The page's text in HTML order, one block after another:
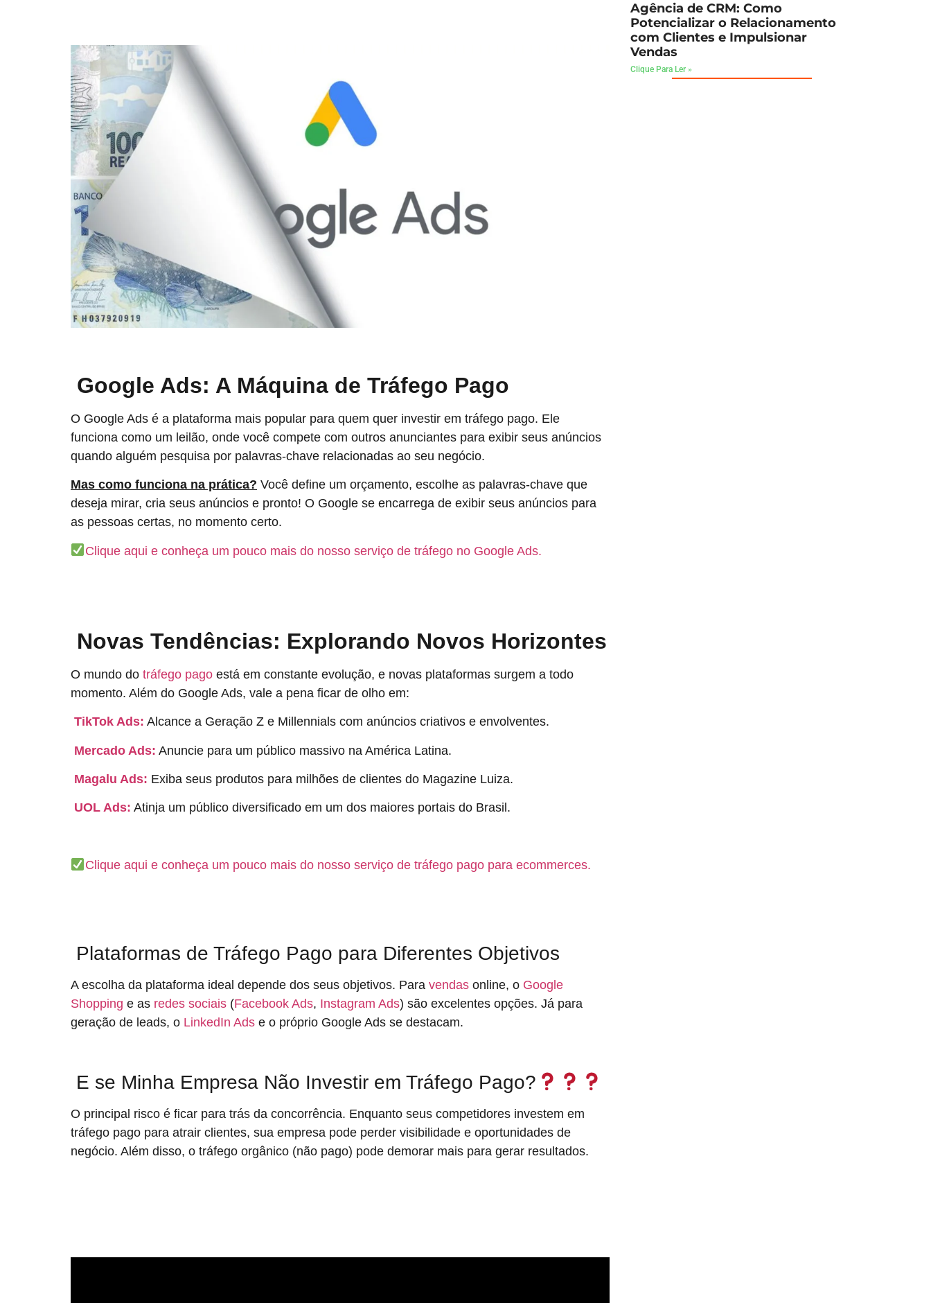
Google Ads: A Máquina de Tráfego Pago
O Google Ads é a plataforma mais popular para quem quer investir em tráfego pago. Ele
funciona como um leilão, onde você compete com outros anunciantes para exibir seus anúncios
quando alguém pesquisa por palavras-chave relacionadas ao seu negócio.
Mas como funciona na prática? Você define um orçamento, escolhe as palavras-chave que
deseja mirar, cria seus anúncios e pronto! O Google se encarrega de exibir seus anúncios para
as pessoas certas, no momento certo.
Clique aqui e conheça um pouco mais do nosso serviço de tráfego no Google Ads.
Novas Tendências: Explorando Novos Horizontes
O mundo do tráfego pago está em constante evolução, e novas plataformas surgem a todo
momento. Além do Google Ads, vale a pena ficar de olho em:
TikTok Ads: Alcance a Geração Z e Millennials com anúncios criativos e envolventes.
Mercado Ads: Anuncie para um público massivo na América Latina.
Magalu Ads: Exiba seus produtos para milhões de clientes do Magazine Luiza.
UOL Ads: Atinja um público diversificado em um dos maiores portais do Brasil.
Clique aqui e conheça um pouco mais do nosso serviço de tráfego pago para ecommerces.
Plataformas de Tráfego Pago para Diferentes Objetivos
A escolha da plataforma ideal depende dos seus objetivos. Para vendas online, o Google
Shopping e as redes sociais (Facebook Ads, Instagram Ads) são excelentes opções. Já para
geração de leads, o LinkedIn Ads e o próprio Google Ads se destacam.
E se Minha Empresa Não Investir em Tráfego Pago?
O principal risco é ficar para trás da concorrência. Enquanto seus competidores investem em
tráfego pago para atrair clientes, sua empresa pode perder visibilidade e oportunidades de
negócio. Além disso, o tráfego orgânico (não pago) pode demorar mais para gerar resultados.
Agência de CRM: Como
Potencializar o Relacionamento
com Clientes e Impulsionar
Vendas
Clique Para Ler »